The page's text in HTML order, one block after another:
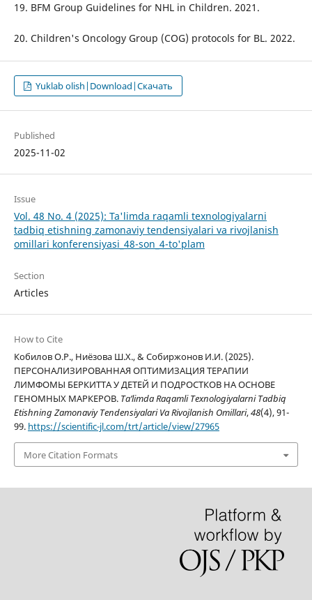
19. BFM Group Guidelines for NHL in Children. 2021.
20. Children's Oncology Group (COG) protocols for BL. 2022.
Yuklab olish|Download|Скачать
Published
2025-11-02
Issue
Vol. 48 No. 4 (2025): Ta'limda raqamli texnologiyalarni
tadbiq etishning zamonaviy tendensiyalari va rivojlanish
omillari konferensiyasi_48-son_4-to'plam
Section
Articles
How to Cite
Кобилов О.Р., Ниёзова Ш.Х., & Собиржонов И.И. (2025).
ПЕРСОНАЛИЗИРОВАННАЯ ОПТИМИЗАЦИЯ ТЕРАПИИ
ЛИМФОМЫ БЕРКИТТА У ДЕТЕЙ И ПОДРОСТКОВ НА ОСНОВЕ
ГЕНОМНЫХ МАРКЕРОВ. Ta’limda Raqamli Texnologiyalarni Tadbiq
Etishning Zamonaviy Tendensiyalari Va Rivojlanish Omillari,48(4), 91-
99. https://scientific-jl.com/trt/article/view/27965
More Citation Formats